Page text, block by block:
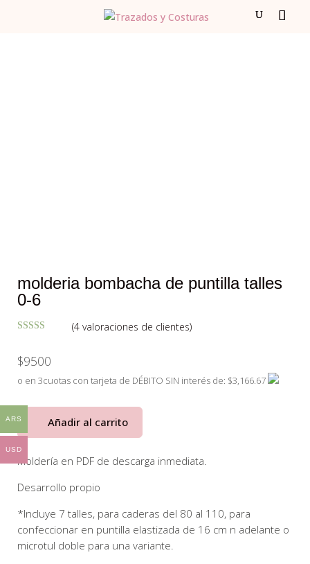
molderia bombacha de puntilla talles
0-6
base a
valoraciones
de clientes
(4 valoraciones de clientes)
$9500
o en 3cuotas con tarjeta de DÉBITO SIN interés de: $3,166.67
Añadir al carrito
Moldería en PDF de descarga inmediata.
Desarrollo propio
*Incluye 7 talles, para caderas del 80 al 110, para
confeccionar en puntilla elastizada de 16 cm n adelante o
microtul doble para una variante.
ARS
USD